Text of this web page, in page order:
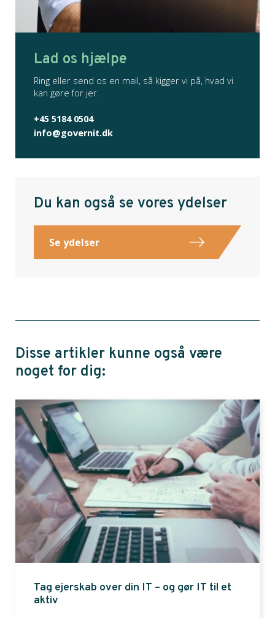
Lad os hjælpe
Ring eller send os en mail, så kigger vi på, hvad vi
kan gøre for jer.
+45 5184 0504
info@governit.dk
Du kan også se vores ydelser
Se ydelser
Disse artikler kunne også være
noget for dig:
Tag ejerskab over din IT – og gør IT til et
aktiv